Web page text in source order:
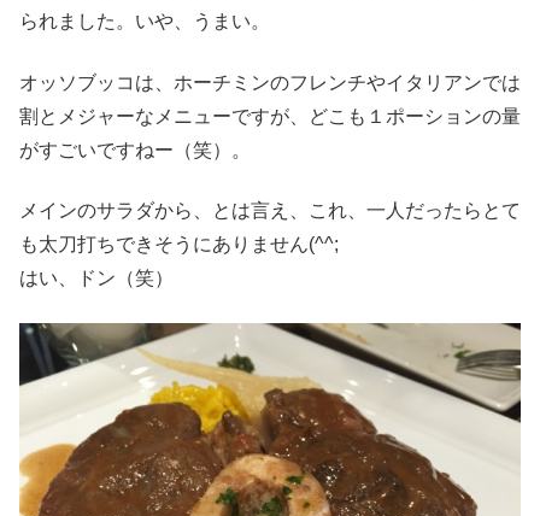
られました。いや、うまい。
オッソブッコは、ホーチミンのフレンチやイタリアンでは
割とメジャーなメニューですが、どこも１ポーションの量
がすごいですねー（笑）。
メインのサラダから、とは言え、これ、一人だったらとて
も太刀打ちできそうにありません(^^;
はい、ドン（笑）